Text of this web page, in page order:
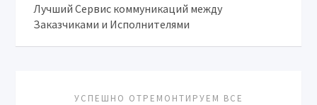
Лучший Сервис коммуникаций между
Заказчиками и Исполнителями
УСПЕШНО ОТРЕМОНТИРУЕМ ВСЕ